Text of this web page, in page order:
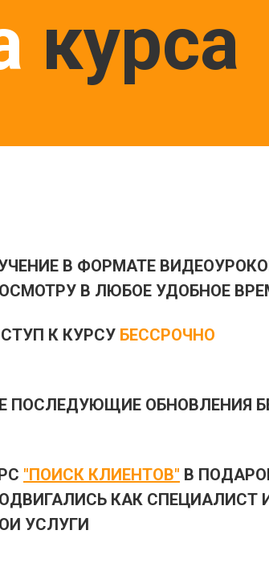
курса
В ФОРМАТЕ
В ЛЮБОЕ УДОБНОЕ
К КУРСУ БЕССРОЧНО
ПОСЛЕДУЮЩИЕ ОБНОВЛЕНИЯ
"ПОИСК КЛИЕНТОВ" В
КАК СПЕЦИАЛИСТ
УСЛУГИ